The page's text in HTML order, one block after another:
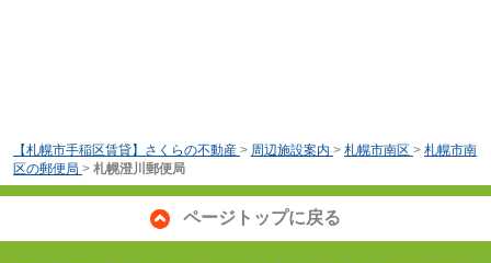
【札幌市手稲区賃貸】さくらの不動産 > 周辺施設案内 > 札幌市南区 > 札幌市南
区の郵便局 > 札幌澄川郵便局
ページトップに戻る